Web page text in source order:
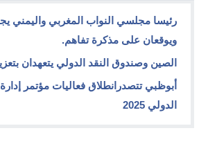
رئيسا مجلسي النواب المغربي واليمني
ويوقعان على مذكرة تفاهم.
الصين وصندوق النقد الدولي يتعهدان
أبوظبي تتصدرانطلاق فعاليات مؤتمر
الدولي 2025